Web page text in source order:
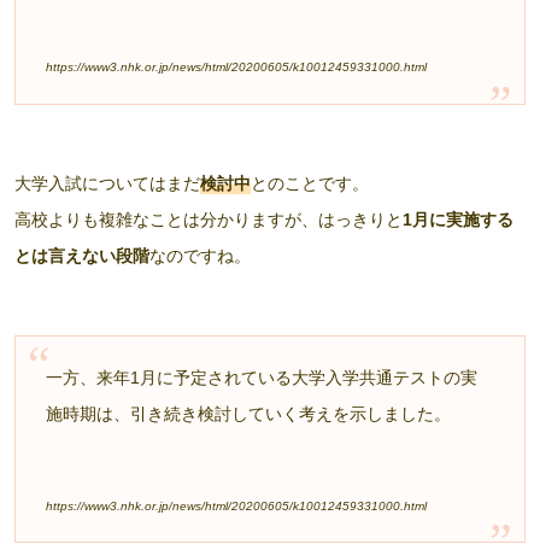
https://www3.nhk.or.jp/news/html/20200605/k10012459331000.html
大学入試についてはまだ検討中とのことです。
高校よりも複雑なことは分かりますが、はっきりと1月に実施する
とは言えない段階なのですね。
一方、来年1月に予定されている大学入学共通テストの実
施時期は、引き続き検討していく考えを示しました。
https://www3.nhk.or.jp/news/html/20200605/k10012459331000.html